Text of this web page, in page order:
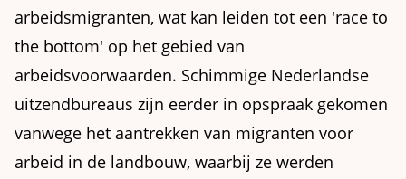
arbeidsmigranten, wat kan leiden tot een 'race to
the bottom' op het gebied van
arbeidsvoorwaarden. Schimmige Nederlandse
uitzendbureaus zijn eerder in opspraak gekomen
vanwege het aantrekken van migranten voor
arbeid in de landbouw, waarbij ze werden